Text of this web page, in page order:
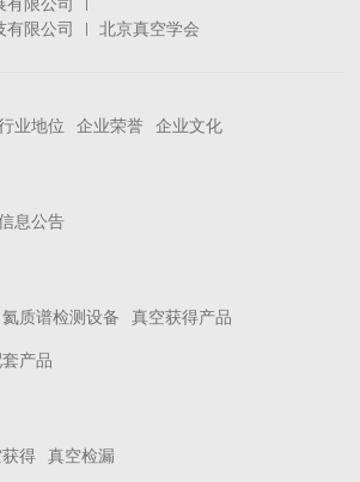
限公司
限公司
北京真空学会
业地位 企业荣誉 企业文化
息公告
氦质谱检测设备 真空获得产品
产品
得 真空检漏